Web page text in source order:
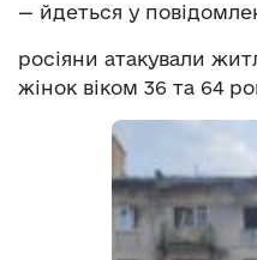
— йдеться у
росіяни атакували
жінок віком 36 та 64